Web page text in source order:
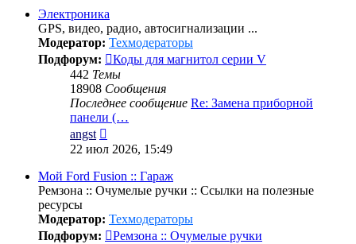
Электроника
GPS, видео, радио, автосигнализации ...
Модератор: Техмодераторы
Подфорум:
Коды для магнитол серии V
442 Темы
18908 Сообщения
Последнее сообщение Re: Замена приборной
панели (…
angst
к
сообщению
22 июл 2026, 15:49
Мой Ford Fusion :: Гараж
Ремзона :: Очумелые ручки :: Ссылки на полезные
ресурсы
Модератор: Техмодераторы
Подфорум:
Ремзона :: Очумелые ручки